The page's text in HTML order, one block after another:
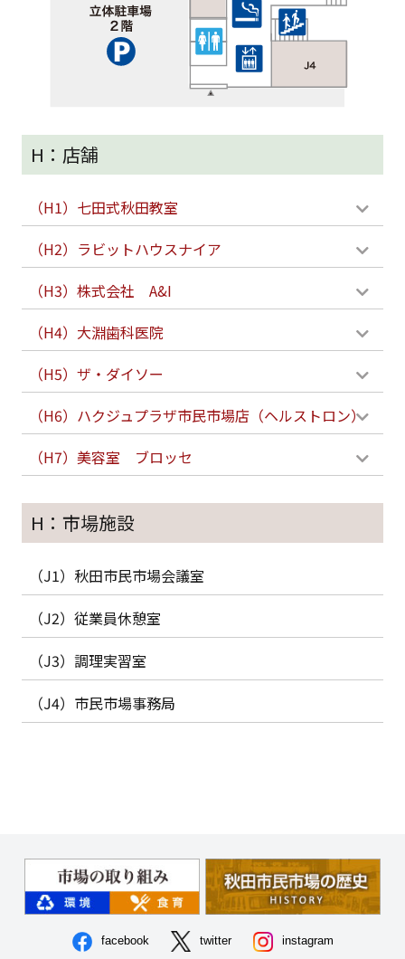
H：店舗
（H1）七田式秋田教室
（H2）ラビットハウスナイア
（H3）株式会社 A&I
（H4）大淵歯科医院
（H5）ザ・ダイソー
（H6）ハクジュプラザ市民市場店（ヘルストロン）
（H7）美容室 ブロッセ
H：市場施設
（J1）秋田市民市場会議室
（J2）従業員休憩室
（J3）調理実習室
（J4）市民市場事務局
facebook twitter instagram